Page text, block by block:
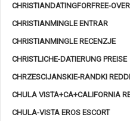
CHRISTIANDATINGFORFREE-
CHRISTIANMINGLE ENTRAR
CHRISTIANMINGLE RECENZJE
CHRISTLICHE-DATIERUNG PREISE
CHRZESCIJANSKIE-RANDKI
CHULA VISTA+CA+CALIFORNIA
CHULA-VISTA EROS ESCORT